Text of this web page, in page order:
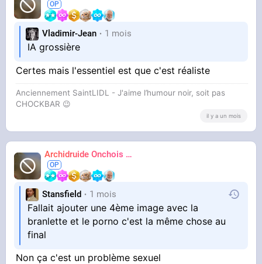
Vladimir-Jean 1 mois
IA grossière
Certes mais l'essentiel est que c'est réaliste
Anciennement SaintLIDL - J'aime l’humour noir, soit pas
CHOCKBAR 😉️
il y a un mois
Archidruide Onchois
🍀️🌩️🐻️
Stansfield 1 mois
Fallait ajouter une 4ème image avec la
branlette et le porno c'est la même chose au
final
Non ça c'est un problème sexuel